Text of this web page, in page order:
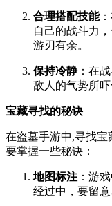
合理搭配技能
自己的战斗力
游刃有余。
保持冷静：在
敌人的气势所
宝藏寻找的秘诀
在盗墓手游中,寻找
要掌握一些秘诀：
地图标注 ：游
经过中，要留